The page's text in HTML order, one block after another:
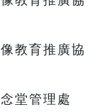
教育推廣協
堂管理處